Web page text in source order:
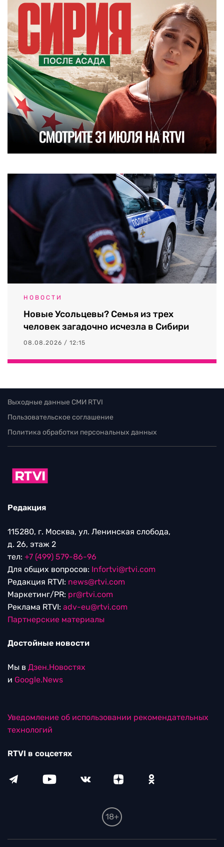
НОВОСТИ
Новые Усольцевы? Семья из трех
человек загадочно исчезла в Сибири
08.08.2026 / 12:15
Выходные данные СМИ RTVI
Пользовательское соглашение
Политика обработки персональных данных
Редакция
115280, г. Москва, ул. Ленинская слобода,
д. 26, этаж 2
тел: +7 (499) 579-86-96
Для общих вопросов: Infortvi@rtvi.com
Редакция RTVI: news@rtvi.com
Маркетинг/PR: pr@rtvi.com
Реклама RTVI: adv-eu@rtvi.com
Партнерские материалы
Достойные новости
Мы в Дзен.Новостях
и Google.News
Уведомление об использовании рекомендательных
технологий
RTVI в соцсетях
18+